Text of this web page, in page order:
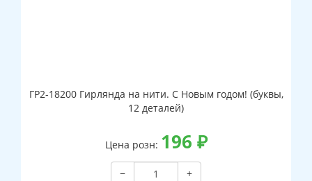
ГР2-18200 Гирлянда на нити. С Новым годом! (буквы,
12 деталей)
Цена розн: 196 ₽
−
+